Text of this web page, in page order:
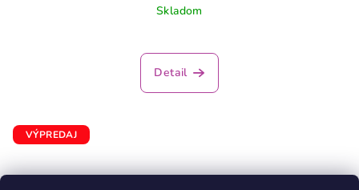
Skladom
Detail
VÝPREDAJ